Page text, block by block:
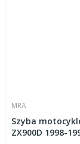
MRA
Szyba
ZX900D 1998-